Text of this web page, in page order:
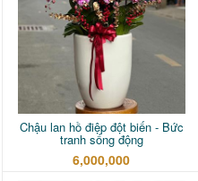
Chậu lan hồ điệp đột biến - Bức
tranh sống động
6,000,000